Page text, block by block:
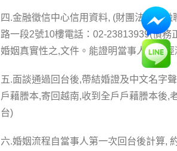
四.金融徵信中心信用資料, (財團法人金
路一段2號10樓電話：02-23813939(債
婚姻真實性之,文件。能證明當事人男方
五.面談通過回台後,帶結婚證及中文名字
戶藉謄本,寄回越南,收到全戶戶藉謄本後,
台)
六.婚姻流程自當事人第一次回台後計算,